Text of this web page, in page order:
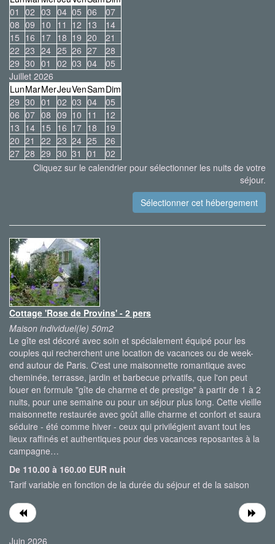
01 02 03 04 05 06
07
08 09 10 11 12 13
14
15 16 17 18 19 20
21
22 23 24 25 26 27
28
29 30 01 02 03 04
05
Juillet 2026
LunMarMerJeuVenSamDim
29 30 01 02 03 04
05
06 07 08 09 10 11
12
13 14 15 16 17 18
19
20 21 22 23 24 25
26
27 28 29 30 31 01
02
Cliquez sur le calendrier pour sélectionner les nuits de votre
séjour.
Cottage 'Rose de Provins' - 2 pers
Maison individuel(le) 50m2
Le gîte est décoré avec soin et spécialement équipé pour les
couples qui recherchent une location de vacances ou de week-
end autour de Paris. C'est une maisonnette romantique avec
cheminée, terrasse, jardin et barbecue privatifs, que l'on peut
louer en formule "gîte de charme et de prestige" à partir de 1 à 2
nuits, pour une semaine ou pour un séjour plus long. Cette vieille
maisonnette restaurée avec goût allie charme et confort et saura
séduire - été comme hiver - ceux qui privilégient avant tout les
lieux raffinés et authentiques pour des vacances reposantes à la
campagne…
De 110.00 à 160.00 EUR nuit
Tarif variable en fonction de la durée du séjour et de la saison
Juin 2026